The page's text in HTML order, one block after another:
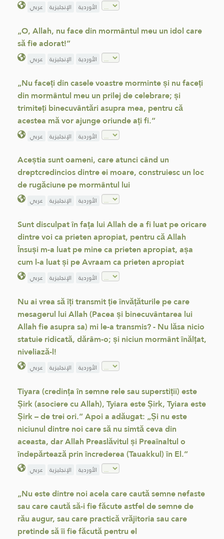
عربي الإنجليزية الأوردية
„O, Allah, nu face din mormântul meu un idol care
să fie adorat!”
عربي الإنجليزية الأوردية
„Nu faceți din casele voastre morminte și nu faceți
din mormântul meu un prilej de celebrare; și
trimiteți binecuvântări asupra mea, pentru că
acestea mă vor ajunge oriunde ați fi.”
عربي الإنجليزية الأوردية
Aceștia sunt oameni, care atunci când un
dreptcredincios dintre ei moare, construiesc un loc
de rugăciune pe mormântul lui
عربي الإنجليزية الأوردية
Sunt disculpat în fața lui Allah de a fi luat pe oricare
dintre voi ca prieten apropiat, pentru că Allah
Însuși m-a luat pe mine ca prieten apropiat, așa
cum l-a luat și pe Avraam ca prieten apropiat
عربي الإنجليزية الأوردية
Nu ai vrea să îți transmit ție învățăturile pe care
mesagerul lui Allah (Pacea și binecuvântarea lui
Allah fie asupra sa) mi le-a transmis? - Nu lăsa nicio
statuie ridicată, dărâm-o; și niciun mormânt înălțat,
niveliază-l!
عربي الإنجليزية الأوردية
Tiyara (credința în semne rele sau superstiții) este
Șirk (asociere cu Allah), Tyiara este Șirk, Tyiara este
Șirk – de trei ori.” Apoi a adăugat: „Și nu este
niciunul dintre noi care să nu simtă ceva din
aceasta, dar Allah Preaslăvitul și Preaînaltul o
îndepărtează prin încrederea (Tauakkul) în El.”
عربي الإنجليزية الأوردية
„Nu este dintre noi acela care caută semne nefaste
sau care caută să-i fie făcute astfel de semne de
rău augur, sau care practică vrăjitoria sau care
pretinde să îi fie făcută pentru el